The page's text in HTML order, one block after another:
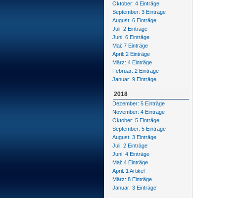
Oktober: 4 Einträge
September: 3 Einträge
August: 6 Einträge
Juli: 2 Einträge
Juni: 6 Einträge
Mai: 7 Einträge
April: 2 Einträge
März: 4 Einträge
Februar: 2 Einträge
Januar: 9 Einträge
2018
Dezember: 5 Einträge
November: 4 Einträge
Oktober: 5 Einträge
September: 5 Einträge
August: 3 Einträge
Juli: 2 Einträge
Juni: 4 Einträge
Mai: 4 Einträge
April: 1 Artikel
März: 8 Einträge
Januar: 3 Einträge